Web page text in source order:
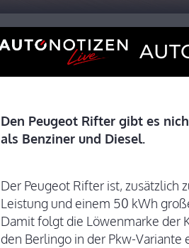
Den Peugeot Rifter gibt es
als Benziner und Diesel.
Der Peugeot Rifter ist,
Leistung und einem 50 kWh
Damit folgt die Löwenmarke der
den Berlingo in der Pkw-